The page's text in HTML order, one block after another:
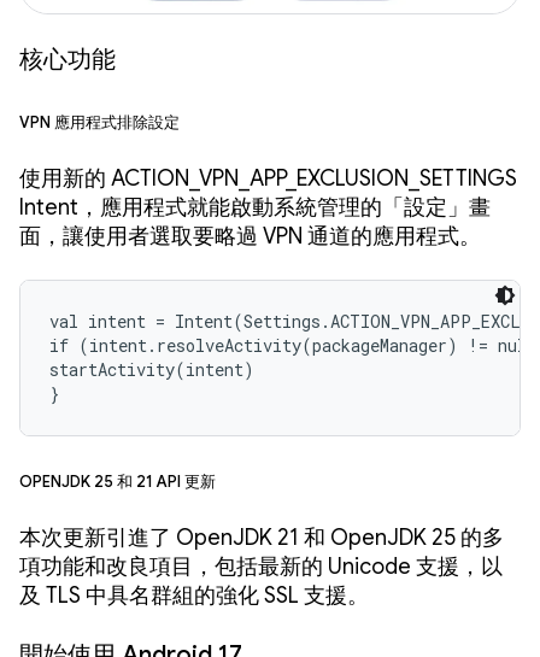
核心功能
VPN 應用程式排除設定
使用新的 ACTION_VPN_APP_EXCLUSION_SETTINGS
Intent，應用程式就能啟動系統管理的「設定」畫
面，讓使用者選取要略過 VPN 通道的應用程式。
val intent =
if (intent.resolveActivity(packageManager) !=
startActivity(intent)
}
OpenJDK 25 和 21 API 更新
本次更新引進了 OpenJDK 21 和 OpenJDK 25 的多
項功能和改良項目，包括最新的 Unicode 支援，以
及 TLS 中具名群組的強化 SSL 支援。